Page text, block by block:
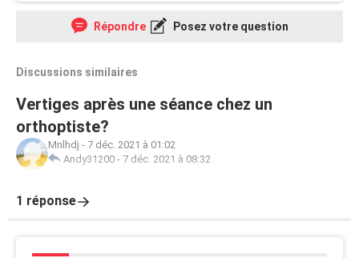
Répondre Posez votre question
Discussions similaires
Vertiges après une séance chez un
orthoptiste?
Mnlhdj - 7 déc. 2021 à 01:02
Andy31200 - 7 déc. 2021 à 08:32
1 réponse